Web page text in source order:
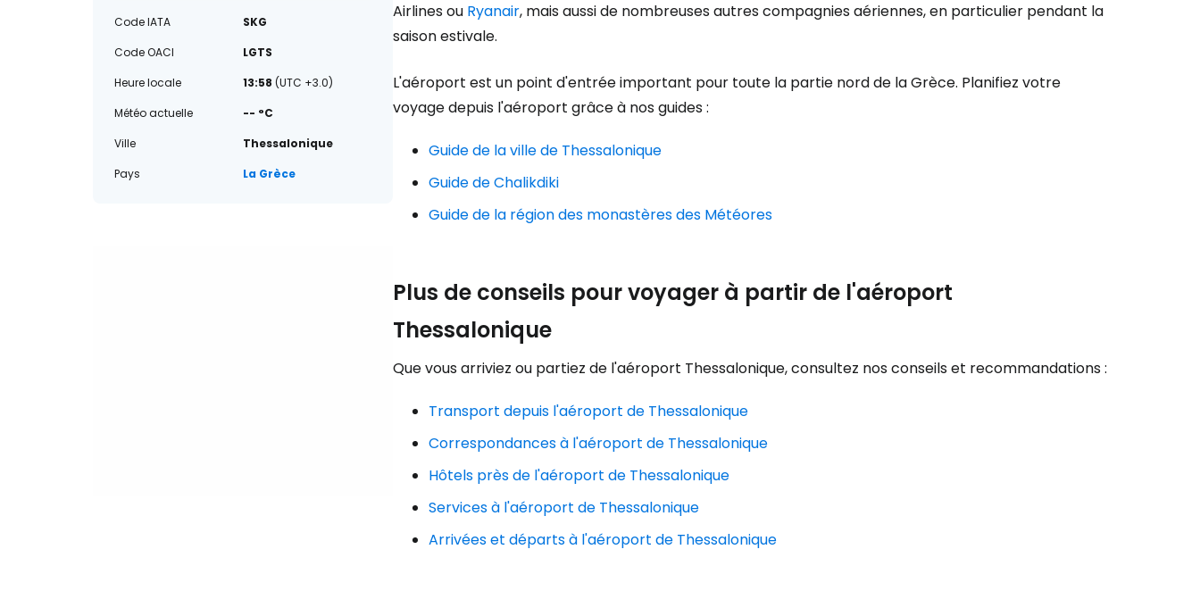
Code IATA
SKG
Code OACI
LGTS
Heure locale
13:58 (UTC +3.0)
Météo actuelle
-- °C
Ville
Thessalonique
Pays
La Grèce
Airlines ou Ryanair, mais aussi de nombreuses autres compagnies aériennes, en particulier pendant la
saison estivale.
L'aéroport est un point d'entrée important pour toute la partie nord de la Grèce. Planifiez votre
voyage depuis l'aéroport grâce à nos guides :
Guide de la ville de Thessalonique
Guide de Chalikdiki
Guide de la région des monastères des Météores
Plus de conseils pour voyager à partir de l'aéroport
Thessalonique
Que vous arriviez ou partiez de l'aéroport Thessalonique, consultez nos conseils et recommandations :
Transport depuis l'aéroport de Thessalonique
Correspondances à l'aéroport de Thessalonique
Hôtels près de l'aéroport de Thessalonique
Services à l'aéroport de Thessalonique
Arrivées et départs à l'aéroport de Thessalonique
... la communauté mondiale des voyageurs
Poursuivre avec le courrier électronique